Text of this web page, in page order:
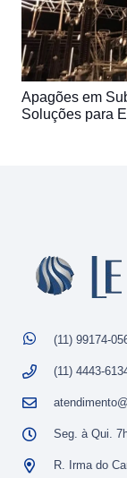
Apagões em
Soluções para
(11) 99174-
(11) 4443-
Seg. à Qui.
R. Irma do